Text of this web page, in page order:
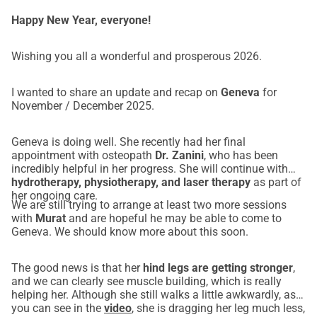
mobilité de Genève. La plupart des matins cet été, Anna se
pour de l'hydrothérapie. Genève a peur de l'eau, mais elle
pour qu'elle puisse exercer ses pattes arrière.
Il y a de l'espoir pour une bien meilleure récupération, avec
le temps est essentiel pour la guérison. Genève a de toute
urgence besoin de plus de séances avec des spécialistes
dans différents domaines pour réduire sa douleur, réaligner
sa posture et prévenir d'autres complications.
Pourquoi Nous Demandons de l'Aide :
économies personnelles pour les soins vétérinaires
d'urgence, les diagnostics et la réhabilitation initiale de
Genève.
Happy New Year, everyone!
Wishing you all a wonderful and prosperous 2026.
I wanted to share an update and recap on Geneva for
November / December 2025.
Geneva is doing well. She recently had her final
appointment with osteopath Dr. Zanini, who has been
incredibly helpful in her progress. She will continue with
hydrotherapy, physiotherapy, and laser therapy as part of
her ongoing care.
We are still trying to arrange at least two more sessions
with Murat and are hopeful he may be able to come to
Geneva. We should know more about this soon.
The good news is that herhind legs are getting stronger,
and we can clearly see muscle building, which is really
helping her. Although she still walks a little awkwardly, as
you can see in the video, she is dragging her leg much less,